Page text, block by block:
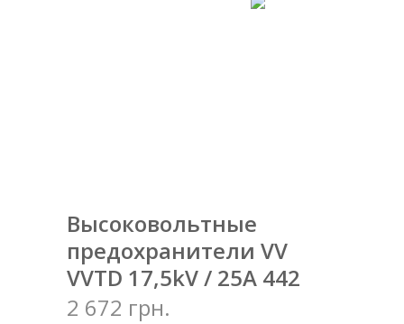
Высоковольтные
предохранители VV
VVTD 17,5kV / 25A 442
2 672 грн.